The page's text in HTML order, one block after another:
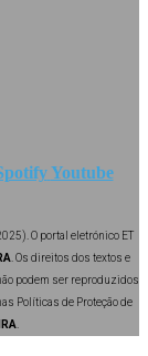
Youtube
O portal eletrónico ET
. Os direitos dos textos e
podem ser reproduzidos
Políticas de Proteção de